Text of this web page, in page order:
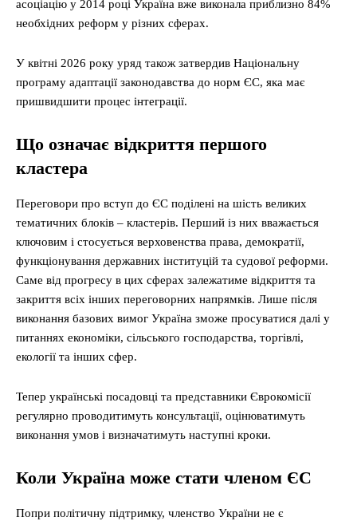
асоціацію у 2014 році Україна вже виконала приблизно 84%
необхідних реформ у різних сферах.
У квітні 2026 року уряд також затвердив Національну
програму адаптації законодавства до норм ЄС, яка має
пришвидшити процес інтеграції.
Що означає відкриття першого
кластера
Переговори про вступ до ЄС поділені на шість великих
тематичних блоків – кластерів. Перший із них вважається
ключовим і стосується верховенства права, демократії,
функціонування державних інституцій та судової реформи.
Саме від прогресу в цих сферах залежатиме відкриття та
закриття всіх інших переговорних напрямків. Лише після
виконання базових вимог Україна зможе просуватися далі у
питаннях економіки, сільського господарства, торгівлі,
екології та інших сфер.
Тепер українські посадовці та представники Єврокомісії
регулярно проводитимуть консультації, оцінюватимуть
виконання умов і визначатимуть наступні кроки.
Коли Україна може стати членом ЄС
Попри політичну підтримку, членство України не є